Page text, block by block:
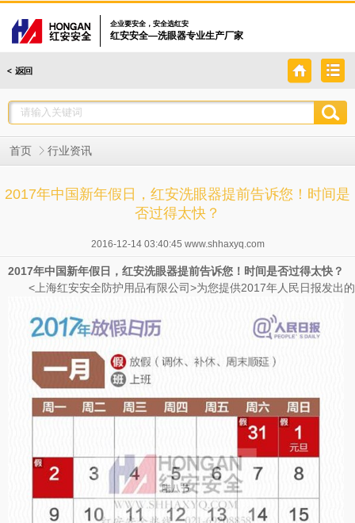
企业要安全，安全选红安
红安安全—洗眼器专业生产厂家
首页 行业资讯
2017年中国新年假日，红安洗眼器提前告诉您！时间是
否过得太快？
2016-12-14 03:40:45 www.shhaxyq.com
2017年中国新年假日，红安洗眼器提前告诉您！时间是否过得太快？
<上海红安安全防护用品有限公司>为您提供2017年人民日报发出